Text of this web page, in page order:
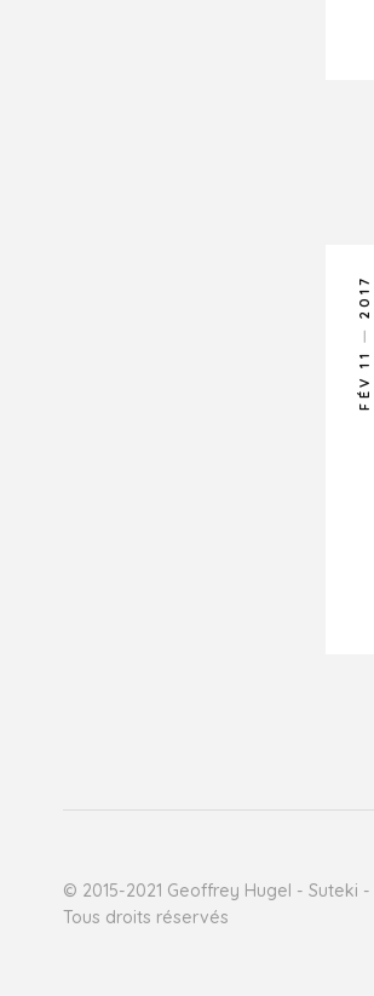
FÉV 11
2017
© 2015-2021 Geoffrey Hugel - Suteki -
Tous droits réservés